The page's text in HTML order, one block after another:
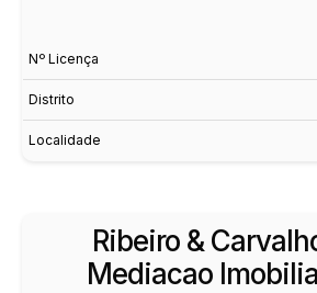
Nº Licença
Distrito
Localidade
Ribeiro &
Mediacao